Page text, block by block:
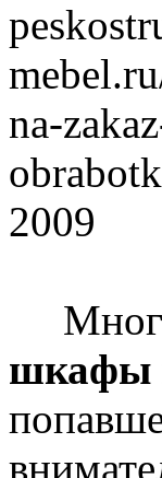
na-
2009
шкафы